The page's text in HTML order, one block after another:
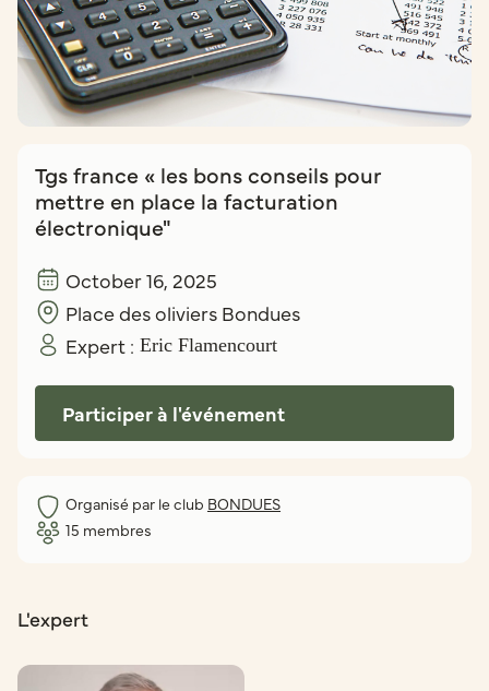
Tgs france « les bons conseils pour
mettre en place la facturation
électronique"
October 16, 2025
Place des oliviers Bondues
Expert : Eric Flamencourt
Participer à l'événement
Organisé par le club BONDUES
15 membres
L'expert